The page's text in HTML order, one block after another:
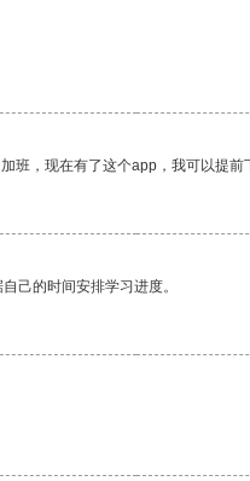
，现在有了这个app，我可以提前
己的时间安排学习进度。